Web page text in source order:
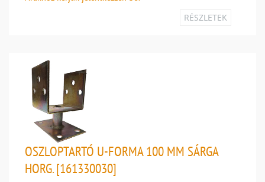
RÉSZLETEK
OSZLOPTARTÓ U-FORMA 100 MM SÁRGA
HORG. [161330030]